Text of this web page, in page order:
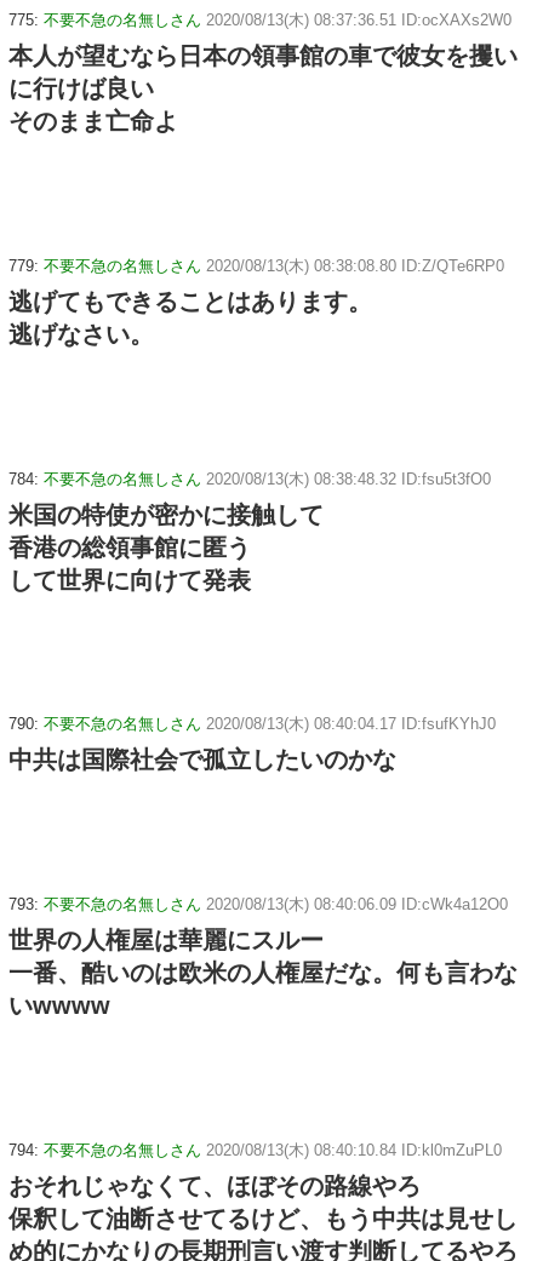
775: 不要不急の名無しさん 2020/08/13(木) 08:37:36.51 ID:ocXAXs2W0
本人が望むなら日本の領事館の車で彼女を攫い
に行けば良い
そのまま亡命よ
779: 不要不急の名無しさん 2020/08/13(木) 08:38:08.80 ID:Z/QTe6RP0
逃げてもできることはあります。
逃げなさい。
784: 不要不急の名無しさん 2020/08/13(木) 08:38:48.32 ID:fsu5t3fO0
米国の特使が密かに接触して
香港の総領事館に匿う
して世界に向けて発表
790: 不要不急の名無しさん 2020/08/13(木) 08:40:04.17 ID:fsufKYhJ0
中共は国際社会で孤立したいのかな
793: 不要不急の名無しさん 2020/08/13(木) 08:40:06.09 ID:cWk4a12O0
世界の人権屋は華麗にスルー
一番、酷いのは欧米の人権屋だな。何も言わな
いwwww
794: 不要不急の名無しさん 2020/08/13(木) 08:40:10.84 ID:kl0mZuPL0
おそれじゃなくて、ほぼその路線やろ
保釈して油断させてるけど、もう中共は見せし
め的にかなりの長期刑言い渡す判断してるやろ